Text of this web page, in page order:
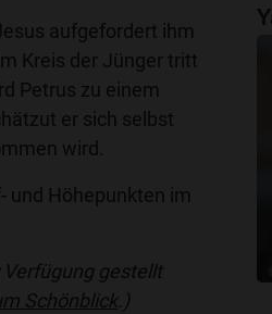
aufgefordert ihm
Kreis der Jünger tritt
Petrus zu einem
er sich selbst
wird.
und Höhepunkten im
gestellt
Schönblick .)